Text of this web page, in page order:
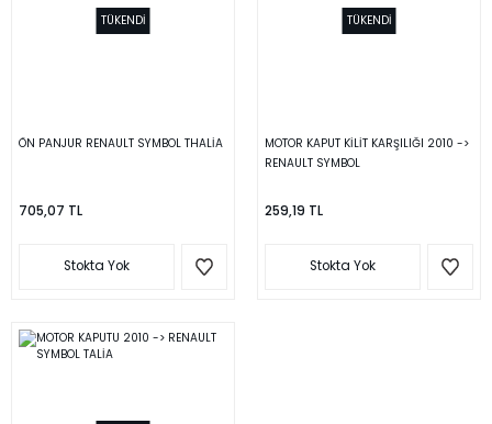
TÜKENDİ
ÖN PANJUR RENAULT SYMBOL THALİA
705,07 TL
Stokta Yok
TÜKENDİ
MOTOR KAPUT KİLİT KARŞILIĞI 2010 ->
RENAULT SYMBOL
259,19 TL
Stokta Yok